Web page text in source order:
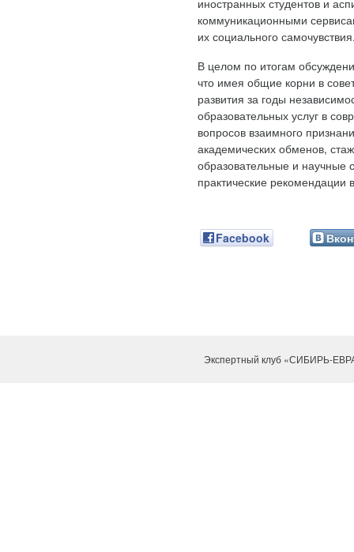
иностранных студентов и
коммуникационными
их социального
В целом по итогам
что имея общие корни в
развития за годы
образовательных услуг в
вопросов взаимного
академических обменов,
образовательные и научные
практические рекомендации
Facebook
Экспертный клуб «СИБИРЬ-